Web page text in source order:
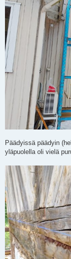
Päädyissä päädyin
yläpuolella oli vielä